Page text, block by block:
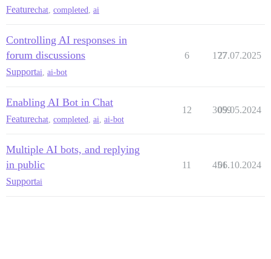
Featurechat completed ai
Controlling AI responses in
forum discussions
Supportai ai-bot
6 177
27.07.2025
Enabling AI Bot in Chat
Featurechat completed ai ai-bot
12 3059
09.05.2024
Multiple AI bots, and replying
in public
Supportai
11 451
06.10.2024